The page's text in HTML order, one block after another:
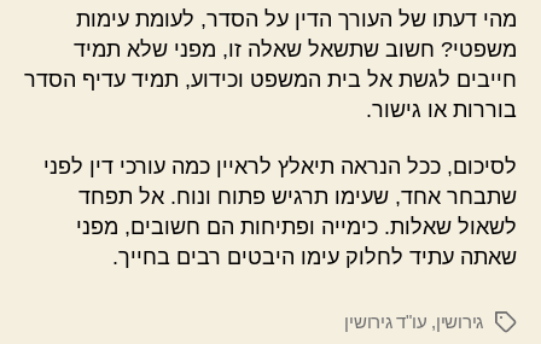
מהי דעתו של העורך הדין על הסדר, לעומת עימות
משפטי? חשוב שתשאל שאלה זו, מפני שלא תמיד
חייבים לגשת אל בית המשפט וכידוע, תמיד עדיף הסדר
בוררות או גישור.
לסיכום, ככל הנראה תיאלץ לראיין כמה עורכי דין לפני
שתבחר אחד, שעימו תרגיש פתוח ונוח. אל תפחד
לשאול שאלות. כימייה ופתיחות הם חשובים, מפני
שאתה עתיד לחלוק עימו היבטים רבים בחייך.
תגיותגירושין, עו"ד גירושין